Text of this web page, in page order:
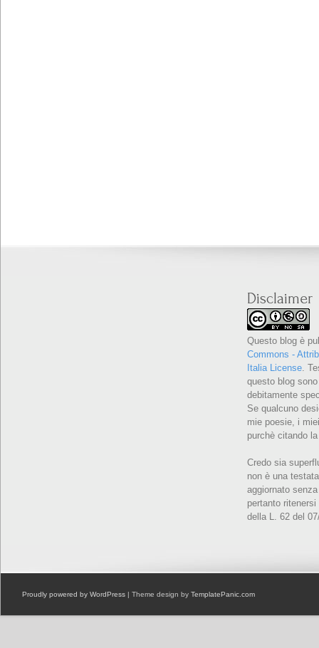
Disclaimer
Questo blog è
Commons -
Italia License.
questo blog
debitamente
Se qualcuno
mie poesie, i
purchè citando
Credo sia
non è una
aggiornato
pertanto
della L. 62 del
Proudly powered by WordPress | Theme design by TemplatePanic.com